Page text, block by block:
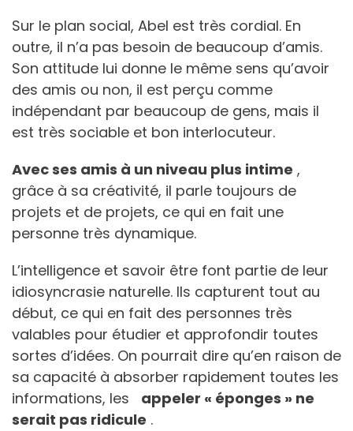
Sur le plan social, Abel est très cordial. En
outre, il n’a pas besoin de beaucoup d’amis.
Son attitude lui donne le même sens qu’avoir
des amis ou non, il est perçu comme
indépendant par beaucoup de gens, mais il
est très sociable et bon interlocuteur.
Avec ses amis à un niveau plus intime ,
grâce à sa créativité, il parle toujours de
projets et de projets, ce qui en fait une
personne très dynamique.
L’intelligence et savoir être font partie de leur
idiosyncrasie naturelle. Ils capturent tout au
début, ce qui en fait des personnes très
valables pour étudier et approfondir toutes
sortes d’idées. On pourrait dire qu’en raison de
sa capacité à absorber rapidement toutes les
informations, les appeler « éponges » ne
serait pas ridicule .